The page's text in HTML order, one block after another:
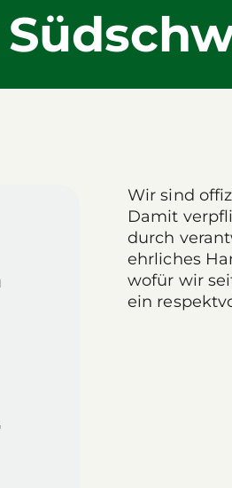
Wir sind
Damit
durch
ehrliches
wofür wir
ein